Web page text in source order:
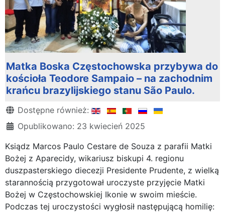
Matka Boska Częstochowska przybywa do
kościoła Teodore Sampaio – na zachodnim
krańcu brazylijskiego stanu São Paulo.
Szczegóły
Dostępne również:
Opublikowano: 23 kwiecień 2025
Ksiądz Marcos Paulo Cestare de Souza z parafii Matki
Bożej z Aparecidy, wikariusz biskupi 4. regionu
duszpasterskiego diecezji Presidente Prudente, z wielką
starannością przygotował uroczyste przyjęcie Matki
Bożej w Częstochowskiej Ikonie w swoim mieście.
Podczas tej uroczystości wygłosił następującą homilię: